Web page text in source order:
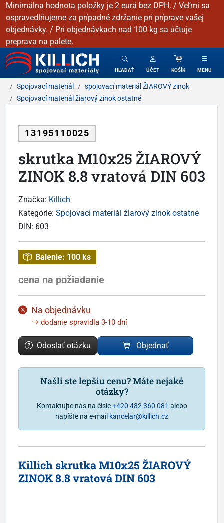
Minimálna hodnota položky je 2 eurá bez DPH. / Veľmi sa
ospravedlňujeme za prípadné zdržanie pri príprave vašej
objednávky. / Pri objednávkach nad 100 kg sa účtuje
preprava na palete.
KILLICH - Spojovacie materiály
HĽADAŤ ÚČET KOŠÍK MENU
Spojovací materiál
spojovací materiál ŽIAROVÝ zinok
Spojovací materiál žiarový zinok ostatné
13195110025
skrutka M10x25 ŽIAROVÝ
ZINOK 8.8 vratová DIN 603
Značka: Killich
Kategórie: Spojovací materiál žiarový zinok ostatné
DIN: 603
Balenie: 100 ks
cena na požiadanie
Na objednávku
dodanie spravidla 3-10 dní
Odoslať otázku Objednať
Našli ste lepšiu cenu? Máte nejaké
otázky?
Kontaktujte nás na čísle+420 482 360 081 alebo
napíšte na e-mail kancelar@killich.cz
Killich skrutka M10x25 ŽIAROVÝ
ZINOK 8.8 vratová DIN 603